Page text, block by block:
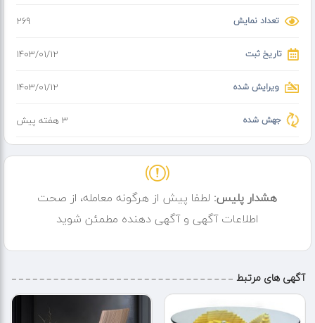
تعداد نمایش 269
تاریخ ثبت ۱۴۰۳/۰۱/۱۲
ویرایش شده ۱۴۰۳/۰۱/۱۲
جهش شده 3 هفته پیش
هشدار پلیس: لطفا پیش از هرگونه معامله، از صحت
اطلاعات آگهی و آگهی دهنده مطمئن شوید
آگهی های مرتبط